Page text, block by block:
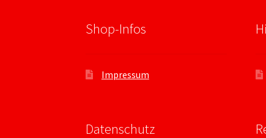
Shop-Infos
Impressum
Datenschutz